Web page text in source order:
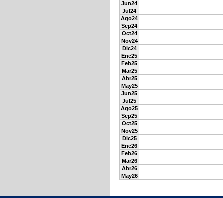
Jun24
Jul24
Ago24
Sep24
Oct24
Nov24
Dic24
Ene25
Feb25
Mar25
Abr25
May25
Jun25
Jul25
Ago25
Sep25
Oct25
Nov25
Dic25
Ene26
Feb26
Mar26
Abr26
May26